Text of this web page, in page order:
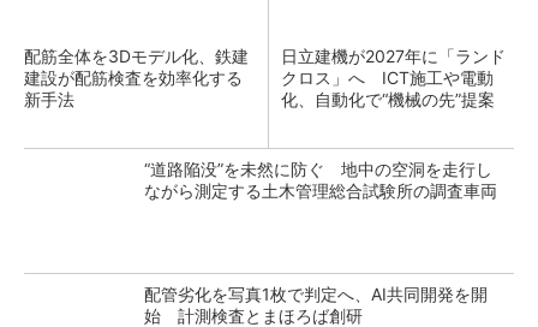
配筋全体を3Dモデル化、鉄建
建設が配筋検査を効率化する
新手法
日立建機が2027年に「ランド
クロス」へ ICT施工や電動
化、自動化で“機械の先”提案
“道路陥没”を未然に防ぐ 地中の空洞を走行し
ながら測定する土木管理総合試験所の調査車両
配管劣化を写真1枚で判定へ、AI共同開発を開
始 計測検査とまほろば創研